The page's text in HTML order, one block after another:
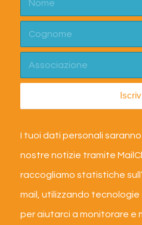
I tuoi dati personali saranno
nostre notizie tramite
raccogliamo statistiche
mail, utilizzando
per aiutarci a monitorare e